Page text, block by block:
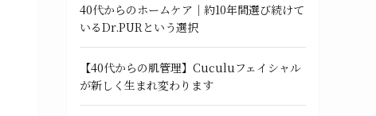
40代からのホームケア｜約10年間選び続けて
いるDr.PURという選択
【40代からの肌管理】Cuculuフェイシャル
が新しく生まれ変わります